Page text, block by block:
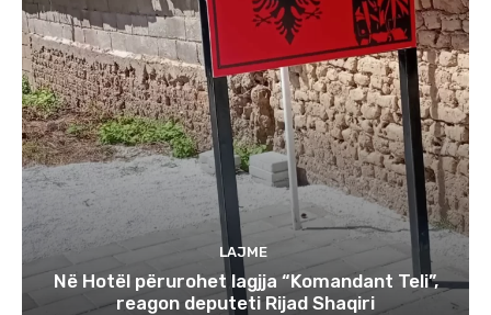
LAJME
Në Hotël përurohet lagjja “Komandant Teli”,
reagon deputeti Rijad Shaqiri